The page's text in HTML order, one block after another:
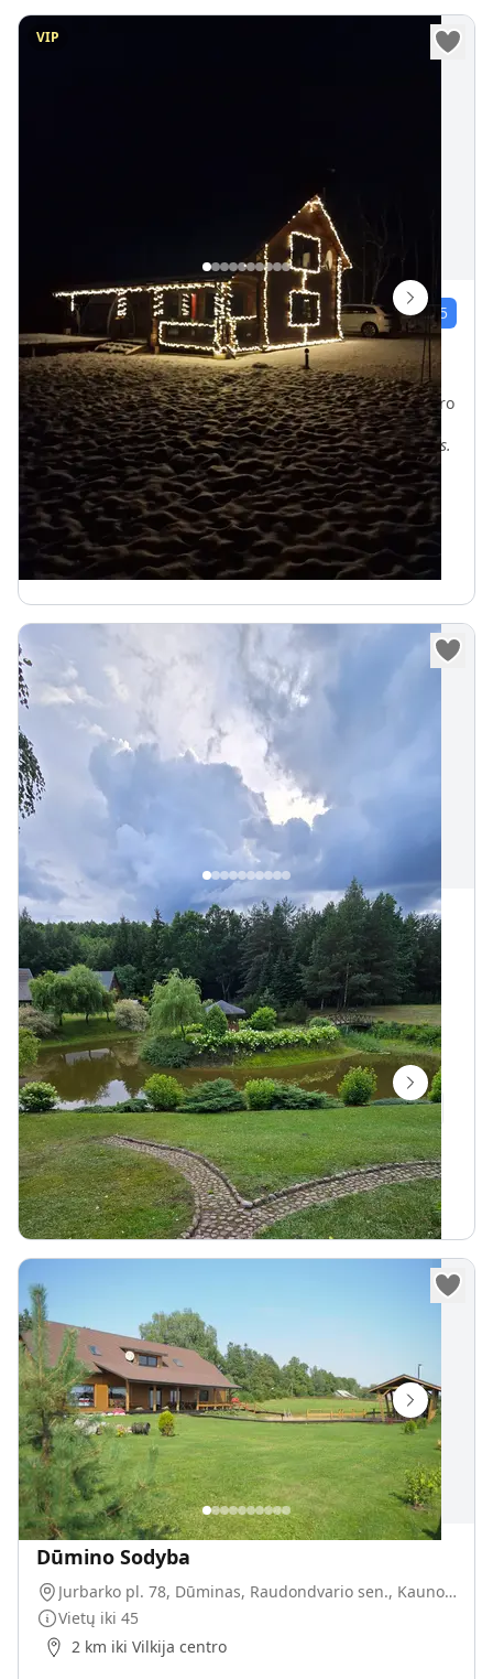
VIP
Sodyba prie Šiluvos ramybės oazė1įvert. 5.0/5
Kepurninkai, Raseinių rajono savivaldybė, Lietuva
Vietų iki12
960 m iki Piktaičių tv.
0 m iki Kepurninkai centro
„Puiki vieta vidury Lietuvos poilsiui su vaikais ar draugais.
Ramybės slėnis, siekiantiems pabėgti nuo miesto
triukšmo.
Internetas Wifi Pakrantė maudynėms Pirtis
Nuo 300€ parai
Sodybos nuoma
Braziūkų g., Braziūkai, Zapyškio sen., Kauno r. sav.
Vietų iki20
1.8 km iki Braziūkai centro
„Sodyba Pirtis Kubilo Nuoma sodyba Poilsiui Šventėms
Internetas Wifi Pakrantė maudynėms
Kubilas
Pirtis
Nuo 200€ parai
Dūmino Sodyba
Jurbarko pl. 78, Dūminas, Raudondvario sen., Kauno r. sav., LT-54110
Vietų iki 45
2 km iki Vilkija centro